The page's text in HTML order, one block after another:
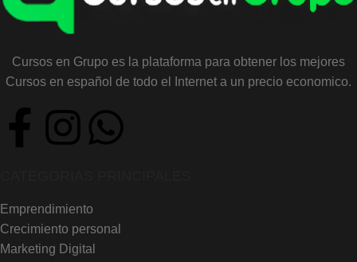
Cursos en Grupo es la plataforma para obtener los mejores
Cursos en español de todo el Internet a un precio economico.
Emprendimiento
Crecimiento personal
Marketing Digital